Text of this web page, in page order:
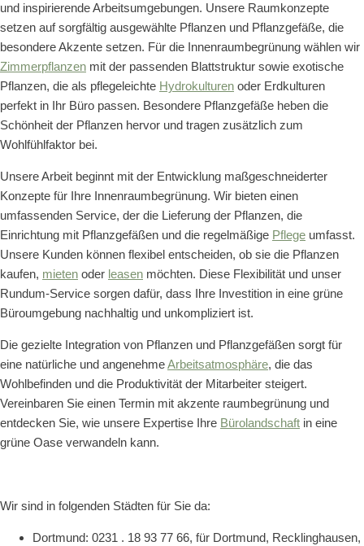
und inspirierende Arbeitsumgebungen. Unsere Raumkonzepte
setzen auf sorgfältig ausgewählte Pflanzen und Pflanzgefäße, die
besondere Akzente setzen. Für die Innenraumbegrünung wählen wir
Zimmerpflanzen mit der passenden Blattstruktur sowie exotische
Pflanzen, die als pflegeleichte Hydrokulturen oder Erdkulturen
perfekt in Ihr Büro passen. Besondere Pflanzgefäße heben die
Schönheit der Pflanzen hervor und tragen zusätzlich zum
Wohlfühlfaktor bei.
Unsere Arbeit beginnt mit der Entwicklung maßgeschneiderter
Konzepte für Ihre Innenraumbegrünung. Wir bieten einen
umfassenden Service, der die Lieferung der Pflanzen, die
Einrichtung mit Pflanzgefäßen und die regelmäßige Pflege umfasst.
Unsere Kunden können flexibel entscheiden, ob sie die Pflanzen
kaufen, mieten oder leasen möchten. Diese Flexibilität und unser
Rundum-Service sorgen dafür, dass Ihre Investition in eine grüne
Büroumgebung nachhaltig und unkompliziert ist.
Die gezielte Integration von Pflanzen und Pflanzgefäßen sorgt für
eine natürliche und angenehmeArbeitsatmosphäre, die das
Wohlbefinden und die Produktivität der Mitarbeiter steigert.
Vereinbaren Sie einen Termin mit akzente raumbegrünung und
entdecken Sie, wie unsere Expertise Ihre Bürolandschaft in eine
grüne Oase verwandeln kann.
Wir sind in folgenden Städten für Sie da:
Dortmund: 0231 . 18 93 77 66, für Dortmund, Recklinghausen,